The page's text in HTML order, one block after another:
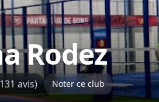
Rodez
131 avis) Noter ce club